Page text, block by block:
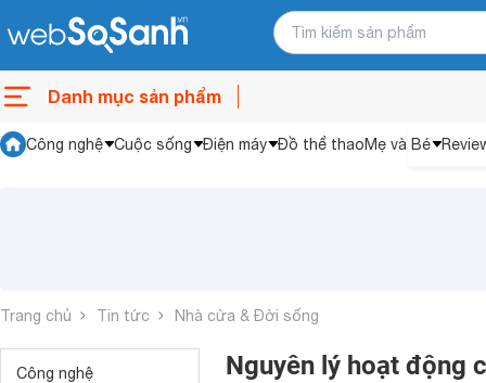
Danh mục sản phẩm
Công nghệ Cuộc sống Điện máy Đồ thể thaoMẹ và Bé
Trang chủ Tin tức Nhà cửa & Đời sống
Công nghệ
Nguyên lý hoạt động